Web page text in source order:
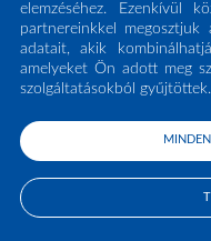
elemzéséhez. Ezenkívül
partnereinkkel
adatait, akik
amelyeket Ön adott meg
szolgáltatásokból gyűjtöttek.
MAGYARORSZÁG
COPYRIGHT ECLISSE S.R.L.
PRIVACY POLICY
COOKIE POLICY